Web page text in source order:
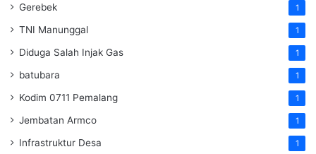
Gerebek 1
TNI Manunggal 1
Diduga Salah Injak Gas 1
batubara 1
Kodim 0711 Pemalang 1
Jembatan Armco 1
Infrastruktur Desa 1